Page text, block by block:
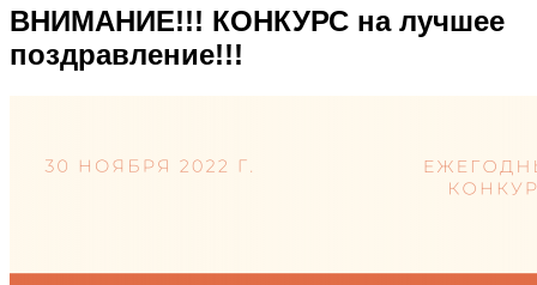
ВНИМАНИЕ!!! КОНКУРС на лучшее
поздравление!!!